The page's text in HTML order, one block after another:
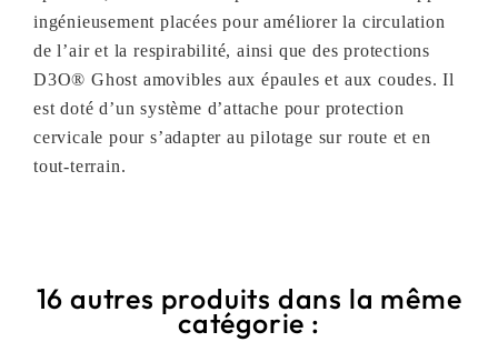
ingénieusement placées pour améliorer la circulation
de l’air et la respirabilité, ainsi que des protections
D3O® Ghost amovibles aux épaules et aux coudes. Il
est doté d’un système d’attache pour protection
cervicale pour s’adapter au pilotage sur route et en
tout-terrain.
16 autres produits dans la même
catégorie :